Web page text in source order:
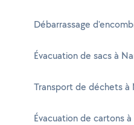
Débarrassage
Évacuation de sacs à
Transport de déchets à
Évacuation de cartons